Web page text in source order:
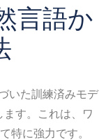
言語か
いた訓練済みモデ
す。これは、ワ
特に強力です。